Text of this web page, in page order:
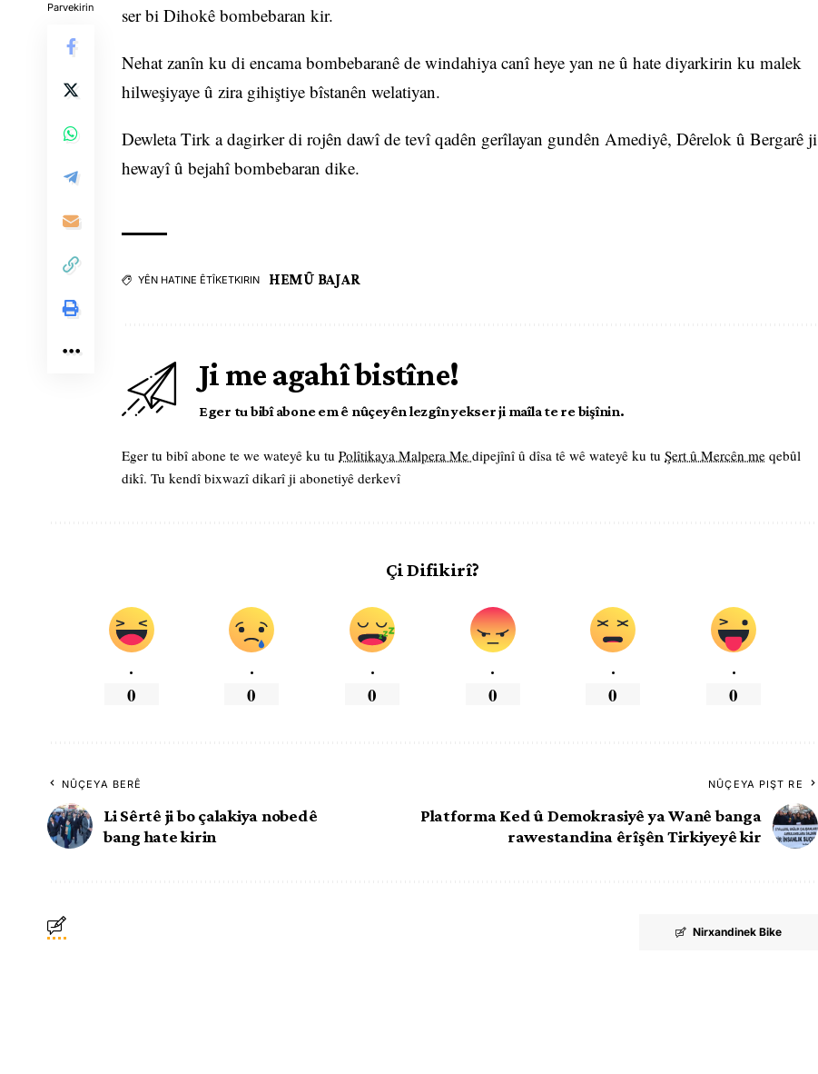
Parvekirin
ser bi Dihokê bombebaran kir.
Nehat zanîn ku di encama bombebaranê de windahiya canî heye yan ne û hate diyarkirin ku malek
hilweşiyaye û zira gihiştiye bîstanên welatiyan.
Dewleta Tirk a dagirker di rojên dawî de tevî qadên gerîlayan gundên Amediyê, Dêrelok û Bergarê ji
hewayî û bejahî bombebaran dike.
YÊN HATINE ÊTÎKETKIRIN HEMÛ BAJAR
Ji me agahî bistîne!
Eger tu bibî abone em ê nûçeyên lezgîn yekser ji maîla te re bişînin.
Eger tu bibî abone te we wateyê ku tu Polîtikaya Malpera Me dipejînî û dîsa tê wê wateyê ku tu Şert û Mercên me qebûl
dikî. Tu kendî bixwazî dikarî ji abonetiyê derkevî
Çi Difikirî?
.
0
.
0
.
0
.
0
.
0
.
0
NÛÇEYA BERÊ
Li Sêrtê ji bo çalakiya nobedê
bang hate kirin
NÛÇEYA PIŞT RE
Platforma Ked û Demokrasiyê ya Wanê banga
rawestandina êrîşên Tirkiyeyê kir
Nirxandinek Bike